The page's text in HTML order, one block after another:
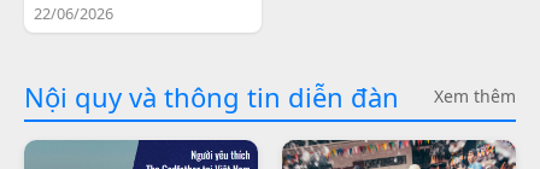
22/06/2026
Nội quy và thông tin diễn đàn Xem thêm